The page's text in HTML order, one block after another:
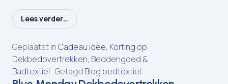
Lees verder…
from Dekbedovertrek kopen bij Muller Textiel: profiteer
Geplaatst inCadeau idee, Korting op
Dekbedovertrekken, Beddengoed &
Badtextiel Getagd Blog bedtextiel